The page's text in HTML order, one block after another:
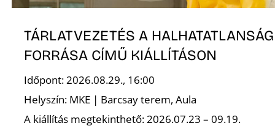
TÁRLATVEZETÉS A HALHATATLANSÁG
FORRÁSA CÍMŰ KIÁLLÍTÁSON
Időpont: 2026.08.29., 16:00
Helyszín: MKE | Barcsay terem, Aula
A kiállítás megtekinthető: 2026.07.23 – 09.19.